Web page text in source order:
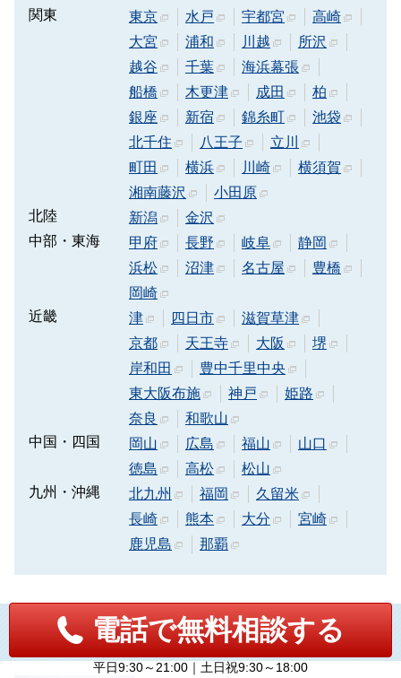
関東
東京 水戸 宇都宮
高崎
大宮
浦和 川越
所沢
越谷
千葉
海浜幕張
船橋
木更津 成田
柏
銀座
新宿 錦糸町
池袋
北千住
八王子
立川
町田
横浜 川崎
横須賀
湘南藤沢
小田原
北陸
新潟
金沢
中部・東海
甲府 長野 岐阜
静岡
浜松
沼津 名古屋
豊橋
岡崎
近畿
津 四日市
滋賀草津
京都
天王寺 大阪
堺
岸和田
豊中千里中央
東大阪布施
神戸
姫路
奈良
和歌山
中国・四国
岡山 広島 福山
山口
徳島
高松
松山
九州・沖縄
北九州 福岡
久留米
長崎
熊本 大分
宮崎
鹿児島
那覇
代表挨拶電話で無料相談する
平日9:30～21:00｜土日祝9:30～18:00